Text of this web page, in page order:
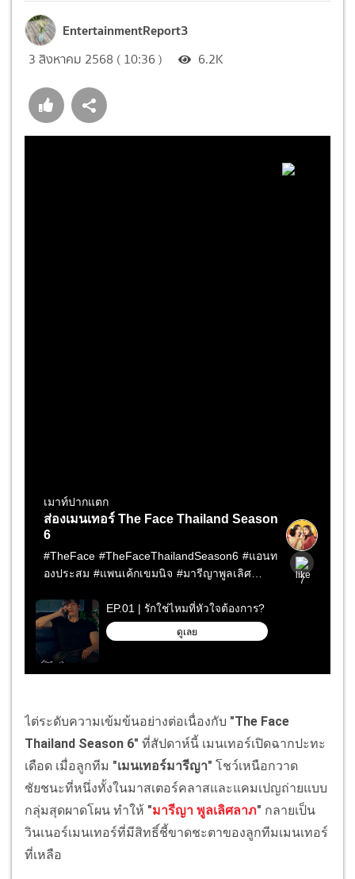
EntertainmentReport3
3 สิงหาคม 2568 ( 10:36 ) 6.2K
ไต่ระดับความเข้มข้นอย่างต่อเนื่องกับ "The Face
Thailand Season 6" ที่สัปดาห์นี้ เมนเทอร์เปิดฉากปะทะ
เดือด เมื่อลูกทีม "เมนเทอร์มารีญา" โชว์เหนือกวาด
ชัยชนะที่หนึ่งทั้งในมาสเตอร์คลาสและแคมเปญถ่ายแบบ
กลุ่มสุดผาดโผน ทำให้ "มารีญา พูลเลิศลาภ" กลายเป็น
วินเนอร์เมนเทอร์ที่มีสิทธิ์ชี้ขาดชะตาของลูกทีมเมนเทอร์
ที่เหลือ